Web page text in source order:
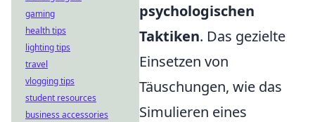
psychologischen
Taktiken. Das gezielte
Einsetzen von
Täuschungen, wie das
Simulieren eines
gaming
health tips
lighting tips
travel
vlogging tips
student resources
business accessories